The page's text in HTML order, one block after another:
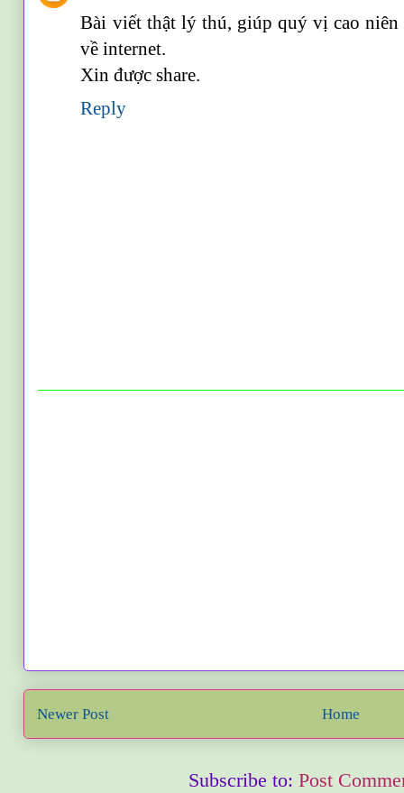
Bài viết thật lý thú, giúp quý vị cao
về internet.
Xin được share.
Reply
Newer Post Home
Subscribe to: Post